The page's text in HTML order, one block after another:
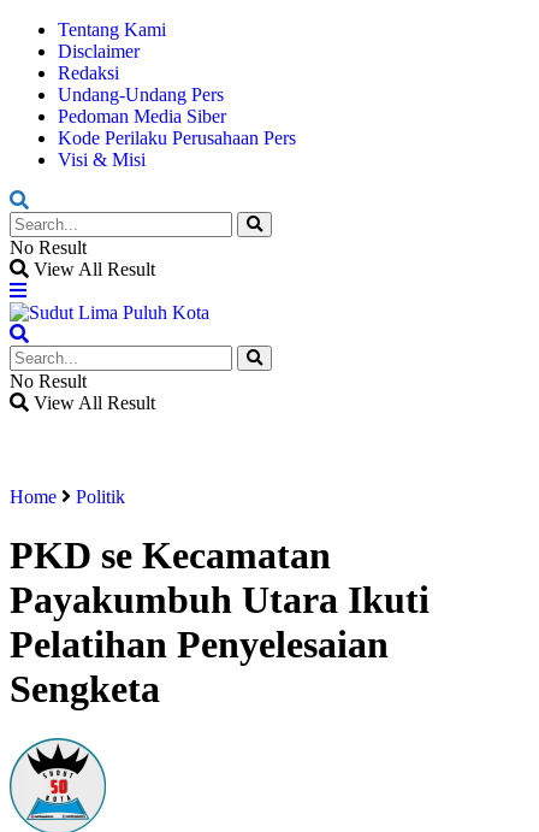
Tentang Kami
Disclaimer
Redaksi
Undang-Undang Pers
Pedoman Media Siber
Kode Perilaku Perusahaan Pers
Visi & Misi
No Result
View All Result
No Result
View All Result
Home Politik
PKD se Kecamatan
Payakumbuh Utara Ikuti
Pelatihan Penyelesaian
Sengketa